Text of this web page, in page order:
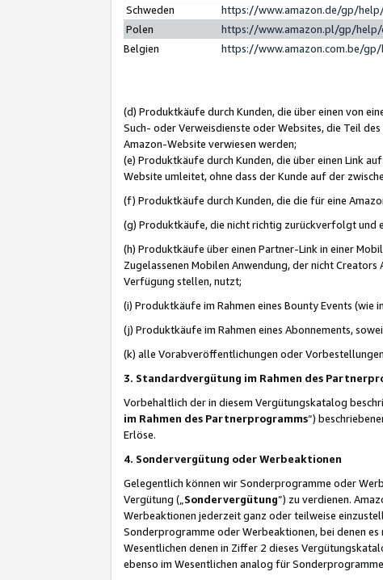
Schweden
https://www.amazon.de/gp/
Polen
https://www.amazon.pl/gp/
Belgien
https://www.amazon.com.be/gp/
(d) Produktkäufe durch Kunden, die über einen von
Such- oder Verweisdienste oder Websites, die Teil des
Amazon-Website verwiesen werden;
(e) Produktkäufe durch Kunden, die über einen Link
Website umleitet, ohne dass der Kunde auf der
(f) Produktkäufe durch Kunden, die die für eine
(g) Produktkäufe, die nicht richtig zurückverfolgt und
(h) Produktkäufe über einen Partner-Link in einer
Zugelassenen Mobilen Anwendung, der nicht
Verfügung stellen, nutzt;
(i) Produktkäufe im Rahmen eines Bounty Events
(j) Produktkäufe im Rahmen eines Abonnements,
(k) alle Vorabveröffentlichungen oder
3. Standardvergütung im Rahmen des
Vorbehaltlich der in diesem Vergütungskatalog
im Rahmen des Partnerprogramms“)
Erlöse.
4. Sondervergütung oder Werbeaktionen
Gelegentlich können wir Sonderprogramme oder
Vergütung („ Sondervergütung”) zu verdienen.
Werbeaktionen jederzeit ganz oder teilweise
Sonderprogramme oder Werbeaktionen, bei denen
Wesentlichen denen in Ziffer 2 dieses
ebenso im Wesentlichen analog für